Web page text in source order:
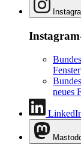
neues